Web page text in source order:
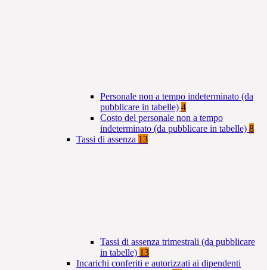
Personale non a tempo indeterminato (da
pubblicare in tabelle) 4
Costo del personale non a tempo
indeterminato (da pubblicare in tabelle) 8
Tassi di assenza 13
Tassi di assenza trimestrali (da pubblicare
in tabelle) 13
Incarichi conferiti e autorizzati ai dipendenti